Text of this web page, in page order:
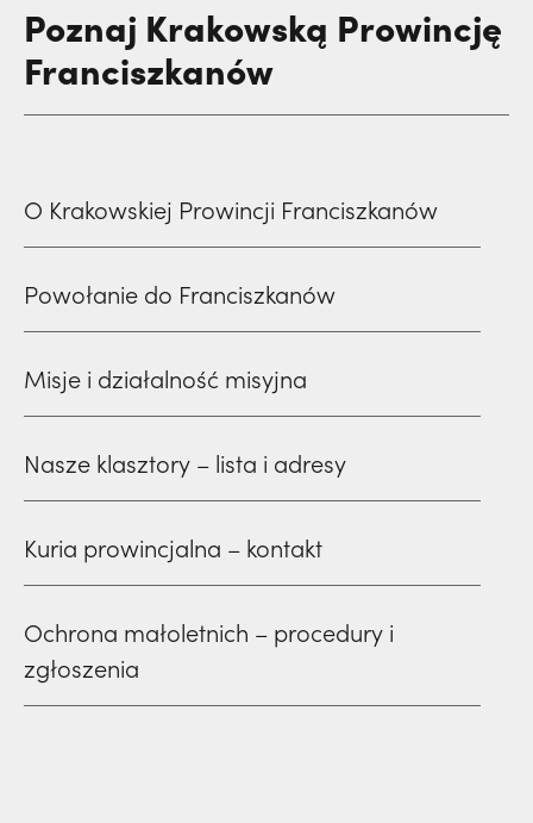
Poznaj Krakowską Prowincję
Franciszkanów
O Krakowskiej Prowincji Franciszkanów
Powołanie do Franciszkanów
Misje i działalność misyjna
Nasze klasztory – lista i adresy
Kuria prowincjalna – kontakt
Ochrona małoletnich – procedury i
zgłoszenia